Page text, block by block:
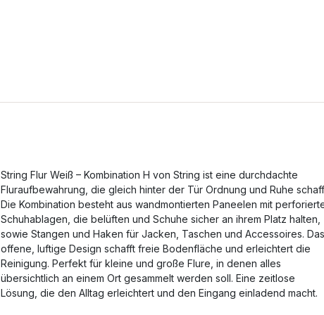
String Flur Weiß – Kombination H von String ist eine durchdachte
Fluraufbewahrung, die gleich hinter der Tür Ordnung und Ruhe
Die Kombination besteht aus wandmontierten Paneelen mit
Schuhablagen, die belüften und Schuhe sicher an ihrem Platz halten,
sowie Stangen und Haken für Jacken, Taschen und Accessoires. Das
offene, luftige Design schafft freie Bodenfläche und erleichtert die
Reinigung. Perfekt für kleine und große Flure, in denen alles
übersichtlich an einem Ort gesammelt werden soll. Eine zeitlose
Lösung, die den Alltag erleichtert und den Eingang einladend macht.